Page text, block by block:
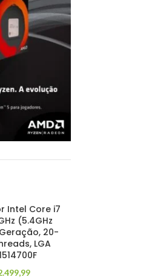
Intel Core i7
(5.4GHz
20-
LGA